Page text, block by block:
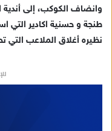
وانضاف الكوكب، إلى أندية
طنجة و حسنية اكادير التي
نظيره أغلاق الملاعب التي